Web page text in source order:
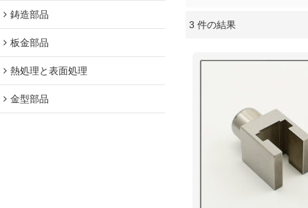
鋳造部品
板金部品
熱処理と表面処理
金型部品
3 件の結果
ショーケース